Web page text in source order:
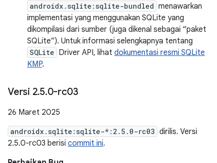
androidx.sqlite:sqlite-bundled menawarkan
implementasi yang menggunakan SQLite yang
dikompilasi dari sumber (juga dikenal sebagai “paket
SQLite”). Untuk informasi selengkapnya tentang
SQLite Driver API, lihat dokumentasi resmi SQLite
KMP.
Versi 2.5.0-rc03
26 Maret 2025
androidx.sqlite:sqlite-*:2.5.0-rc03 dirilis. Versi
2.5.0-rc03 berisi commit ini.